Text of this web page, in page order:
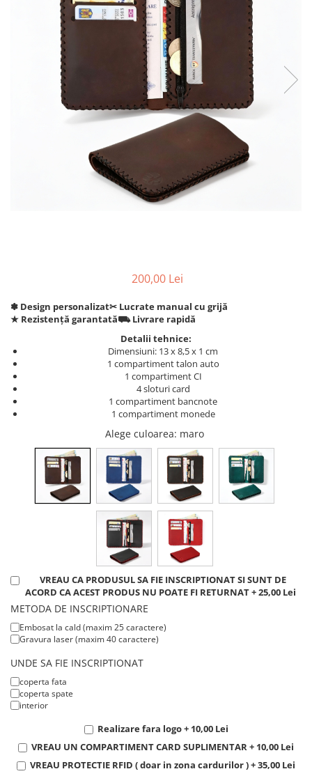
200,00 Lei
✽ Design personalizat✂︎ Lucrate manual cu grijă
★ Rezistență garantată⛟ Livrare rapidă
Detalii tehnice:
Dimensiuni: 13 x 8,5 x 1 cm
1 compartiment talon auto
1 compartiment CI
4 sloturi card
1 compartiment bancnote
1 compartiment monede
Alege culoarea: maro
VREAU CA PRODUSUL SA FIE INSCRIPTIONAT SI SUNT DE
ACORD CA ACEST PRODUS NU POATE FI RETURNAT + 25,00 Lei
METODA DE INSCRIPTIONARE
Embosat la cald (maxim 25 caractere)
Gravura laser (maxim 40 caractere)
UNDE SA FIE INSCRIPTIONAT
coperta fata
coperta spate
interior
Realizare fara logo + 10,00 Lei
VREAU UN COMPARTIMENT CARD SUPLIMENTAR + 10,00 Lei
VREAU PROTECTIE RFID ( doar in zona cardurilor ) + 35,00 Lei